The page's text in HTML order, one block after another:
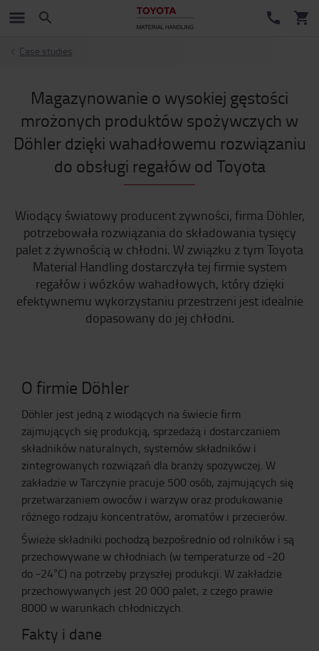
Case studies
Magazynowanie o wysokiej gęstości
mrożonych produktów spożywczych w
Döhler dzięki wahadłowemu rozwiązaniu
do obsługi regałów od Toyota
Wiodący światowy producent żywności, firma Döhler,
potrzebowała rozwiązania do składowania tysięcy
palet z żywnością w chłodni. W związku z tym Toyota
Material Handling dostarczyła tej firmie system
regałów i wózków wahadłowych, który dzięki
efektywnemu wykorzystaniu przestrzeni jest idealnie
dopasowany do jej chłodni.
O firmie Döhler
Döhler jest jedną z wiodących na świecie firm
zajmujących się produkcją, sprzedażą i dostarczaniem
składników naturalnych, systemów składników i
zintegrowanych rozwiązań dla branży spożywczej. W
zakładzie w Tarczynie pracuje 500 osób, zajmujących się
przetwarzaniem owoców i warzyw oraz produkowanie
różnego rodzaju koncentratów, aromatów i przecierów.
Świeże składniki pochodzą bezpośrednio od rolników i są
przechowywane w chłodniach (w temperaturze od -20
do -24°C) na potrzeby przyszłej produkcji. W zakładzie
przechowywanych jest 20 000 palet, z czego prawie
8000 w warunkach chłodniczych.
Fakty i dane